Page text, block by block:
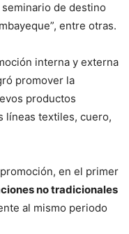
seminario de destino
entre otras.
interna y externa
promover la
productos
líneas textiles, cuero,
en el primer
no tradicionales
al mismo periodo